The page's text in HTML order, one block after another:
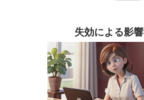
失効による影響